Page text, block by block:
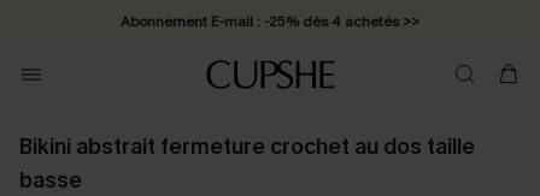
Abonnement E-mail : -25% dès 4 achetés >>
Bikini abstrait fermeture crochet au dos taille
basse